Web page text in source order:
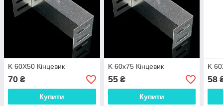
K 60X50 Кінцевик
70 ₴
Купити
K 60x75 Кінцевик
55₴
Купити
K
58